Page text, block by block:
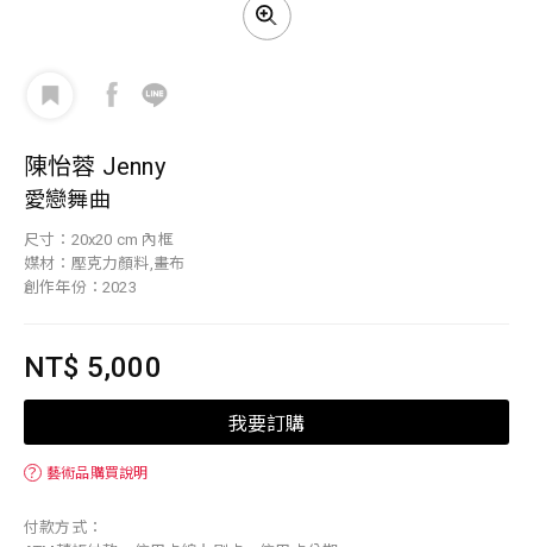
陳怡蓉 Jenny
愛戀舞曲
尺寸：20x20 cm 內框
媒材：壓克力顏料,畫布
創作年份：2023
NT$ 5,000
我要訂購
？ 藝術品購買說明
付款方式：